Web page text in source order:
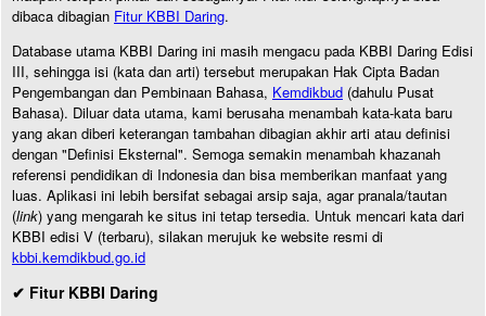
dibaca dibagian Fitur KBBI Daring.
Database utama KBBI Daring ini masih mengacu pada KBBI Daring Edisi
III, sehingga isi (kata dan arti) tersebut merupakan Hak Cipta Badan
Pengembangan dan Pembinaan Bahasa, Kemdikbud (dahulu Pusat
Bahasa). Diluar data utama, kami berusaha menambah kata-kata baru
yang akan diberi keterangan tambahan dibagian akhir arti atau definisi
dengan "Definisi Eksternal". Semoga semakin menambah khazanah
referensi pendidikan di Indonesia dan bisa memberikan manfaat yang
luas. Aplikasi ini lebih bersifat sebagai arsip saja, agar pranala/tautan
(link) yang mengarah ke situs ini tetap tersedia. Untuk mencari kata dari
KBBI edisi V (terbaru), silakan merujuk ke website resmi di
kbbi.kemdikbud.go.id
✔ Fitur KBBI Daring